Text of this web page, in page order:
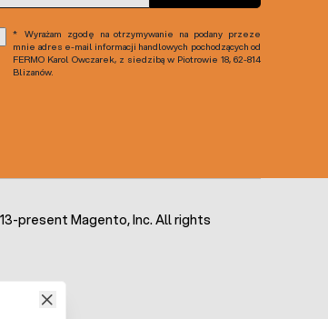
Wyrażam zgodę na otrzymywanie na podany przeze
mnie adres e-mail informacji handlowych pochodzących od
FERMO Karol Owczarek, z siedzibą w Piotrowie 18, 62-814
Blizanów.
present Magento, Inc. All rights